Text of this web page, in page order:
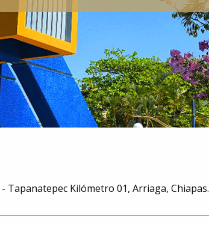
Tapanatepec Kilómetro 01, Arriaga, Chiapas.